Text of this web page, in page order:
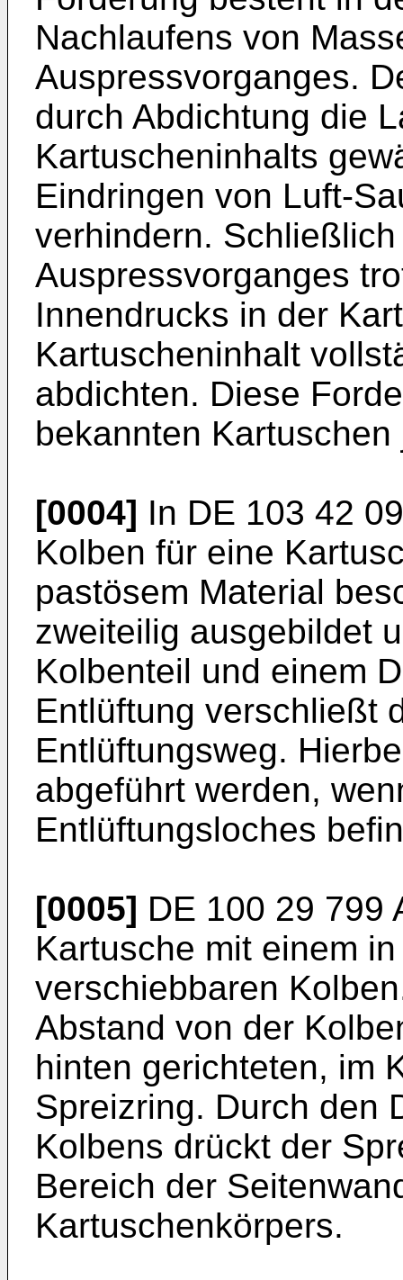
Nachlaufens von
Auspressvorganges.
durch Abdichtung die
Kartuscheninhalts
Eindringen von Luft-
verhindern.
Auspressvorganges
Innendrucks in der
Kartuscheninhalt
abdichten. Diese
bekannten
[0004] In DE 103 42
Kolben für eine
pastösem Material
zweiteilig ausgebildet
Kolbenteil und einem
Entlüftung verschließt
Entlüftungsweg.
abgeführt werden,
Entlüftungsloches
[0005] DE 100 29 799
Kartusche mit einem
verschiebbaren
Abstand von der
hinten gerichteten, im
Spreizring. Durch den
Kolbens drückt der
Bereich der
Kartuschenkörpers.